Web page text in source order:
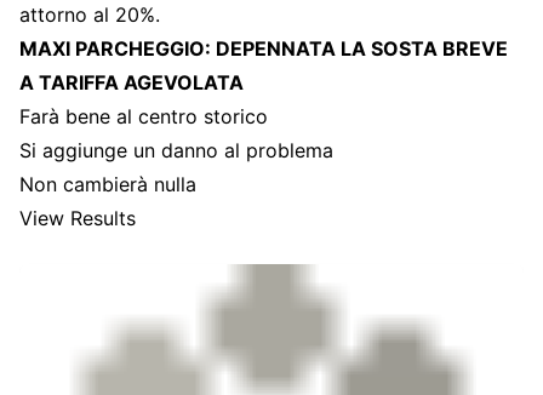
attorno al 20%.
MAXI PARCHEGGIO: DEPENNATA LA SOSTA BREVE
A TARIFFA AGEVOLATA
Farà bene al centro storico
Si aggiunge un danno al problema
Non cambierà nulla
View Results